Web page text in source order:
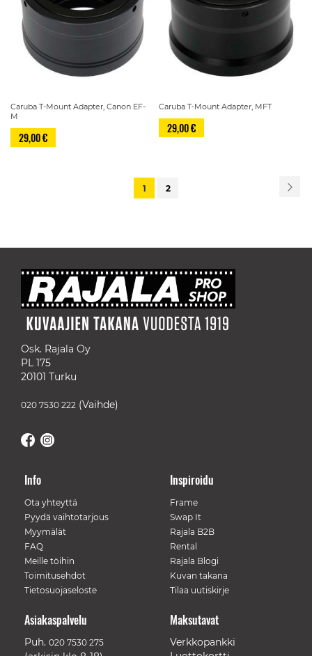
Caruba T-Mount Adapter, Canon EF-
M
29,00 €
Caruba T-Mount Adapter, MFT
29,00 €
Sivu
You're
1 Sivu
2
Osk. Rajala Oy
PL 175
20101 Turku
020 7530 222 (Vaihde)
Info
Ota yhteyttä
Pyydä vaihtotarjous
Myymälät
FAQ
Meille töihin
Toimitusehdot
Tietosuojaseloste
Inspiroidu
Frame
Swap It
Rajala B2B
Rental
Rajala Blogi
Kuvan takana
Tilaa uutiskirje
Maksutavat
Verkkopankki
Asiakaspalvelu
Puh. 020 7530 275